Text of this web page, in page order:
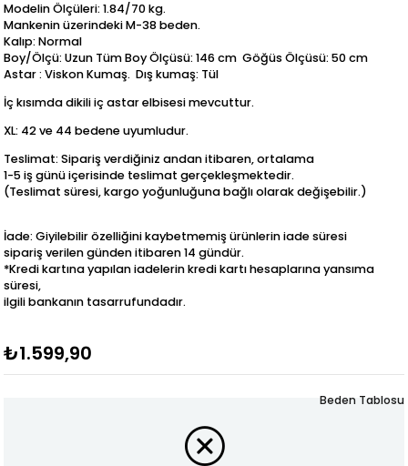
Modelin Ölçüleri: 1.84/70 kg.
Mankenin üzerindeki M-38 beden.
Kalıp: Normal
Boy/Ölçü: Uzun Tüm Boy Ölçüsü: 146 cm Göğüs Ölçüsü: 50 cm
Astar : Viskon Kumaş. Dış kumaş: Tül
İç kısımda dikili iç astar elbisesi mevcuttur.
XL: 42 ve 44 bedene uyumludur.
Teslimat: Sipariş verdiğiniz andan itibaren, ortalama
1-5 iş günü içerisinde teslimat gerçekleşmektedir.
(Teslimat süresi, kargo yoğunluğuna bağlı olarak değişebilir.)
İade: Giyilebilir özelliğini kaybetmemiş ürünlerin iade süresi
sipariş verilen günden itibaren 14 gündür.
*Kredi kartına yapılan iadelerin kredi kartı hesaplarına yansıma
süresi,
ilgili bankanın tasarrufundadır.
₺1.599,90
Beden Tablosu